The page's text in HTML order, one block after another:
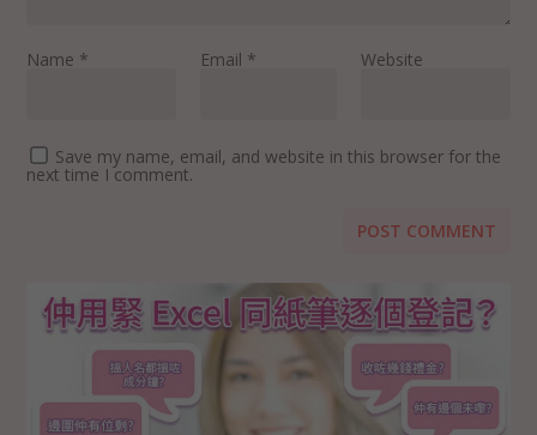
Name * Email * Website
Save my name, email, and website in this browser for the
next time I comment.